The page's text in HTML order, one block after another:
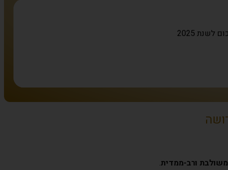
לעריכת מסמכי ייפוי הכוח המתמשך
2025
דיני משפחה
ורב-ממדית.